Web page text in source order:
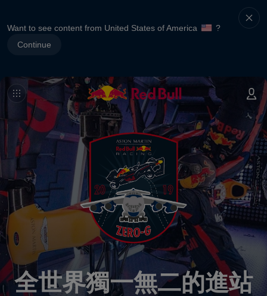
Want to see content from United States of America
?
Continue
全世界獨一無二的進站